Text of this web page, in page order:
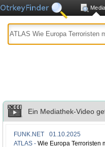
Ein Mediathek-Video
FUNK.NET
01.10.2025
ATLAS - Wie Europa Terroristen